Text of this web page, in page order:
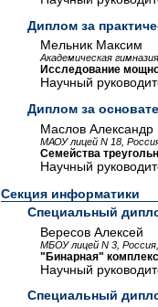
Диплом за
Мельник Максим
Академическая
Исследование
Научный
Диплом за
Маслов Александр
МАОУ лицей N 18,
Семейства
Научный
Секция информатики
Специальный
Вересов Алексей
МБОУ лицей N 3,
"Бинарная"
Научный
Специальный